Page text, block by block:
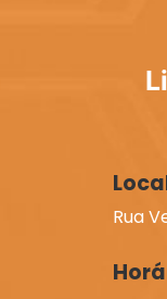
Rua